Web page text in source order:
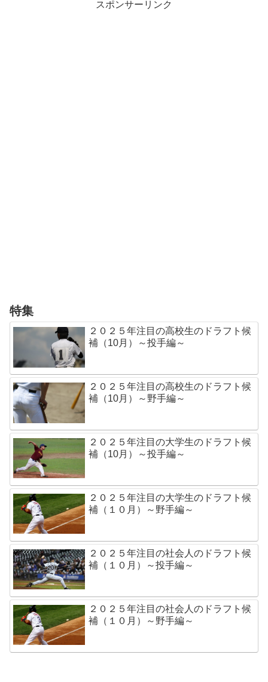
スポンサーリンク
特集
２０２５年注目の高校生のドラフト候
補（10月）～投手編～
２０２５年注目の高校生のドラフト候
補（10月）～野手編～
２０２５年注目の大学生のドラフト候
補（10月）～投手編～
２０２５年注目の大学生のドラフト候
補（１０月）～野手編～
２０２５年注目の社会人のドラフト候
補（１０月）～投手編～
２０２５年注目の社会人のドラフト候
補（１０月）～野手編～